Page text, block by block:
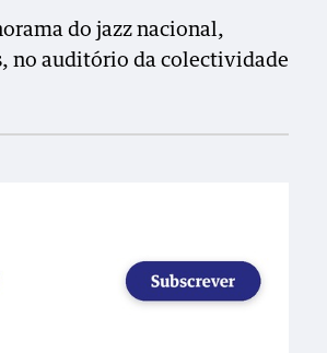
do jazz nacional,
no auditório da colectividade